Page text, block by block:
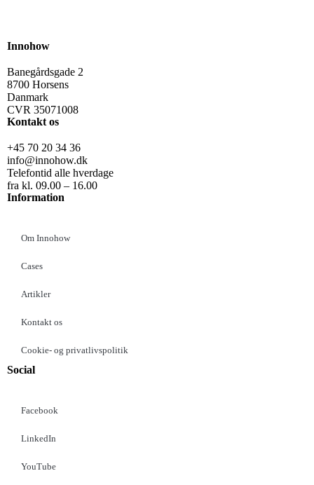
Innohow
Banegårdsgade 2
8700 Horsens
Danmark
CVR 35071008
Kontakt os
+45 70 20 34 36
info@innohow.dk
Telefontid alle hverdage
fra kl. 09.00 – 16.00
Information
Om Innohow
Cases
Artikler
Kontakt os
Cookie- og privatlivspolitik
Social
Facebook
LinkedIn
YouTube